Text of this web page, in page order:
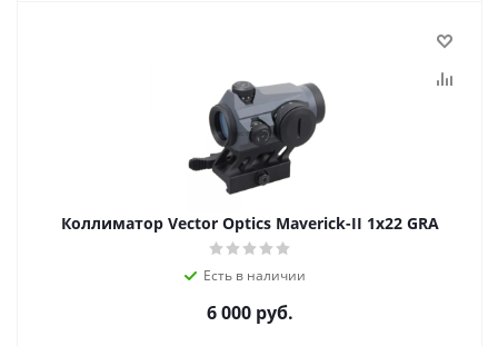
Коллиматор Vector Optics Maverick-II 1x22 GRA
Есть в наличии
6 000 руб.